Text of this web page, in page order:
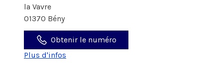
la Vavre
01370 Bény
Obtenir le numéro
Plus d'infos